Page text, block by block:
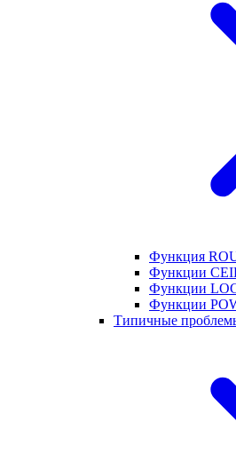
Функция
Функции
Функции
Функции
Типичные